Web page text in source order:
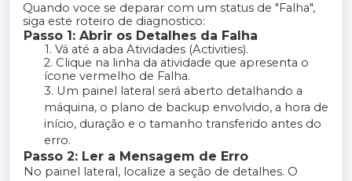
Quando voce se deparar com um status de "Falha",
siga este roteiro de diagnostico:
Passo 1: Abrir os Detalhes da Falha
1. Vá até a aba Atividades (Activities).
2. Clique na linha da atividade que apresenta o
ícone vermelho de Falha.
3. Um painel lateral será aberto detalhando a
máquina, o plano de backup envolvido, a hora de
início, duração e o tamanho transferido antes do
erro.
Passo 2: Ler a Mensagem de Erro
No painel lateral, localize a seção de detalhes. O